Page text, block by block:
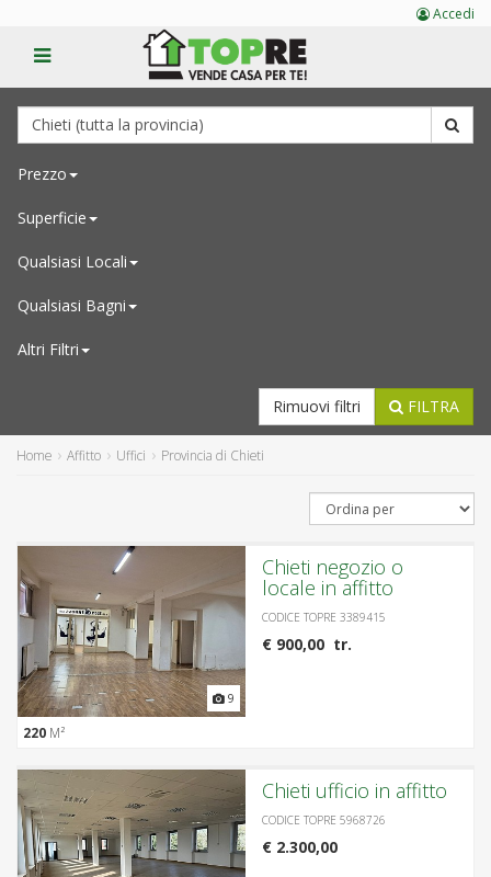
Prezzo
Superficie
Qualsiasi Locali
Qualsiasi Bagni
Altri Filtri
FILTRA
Rimuovi filtri
Home Affitto Uffici Provincia di Chieti
9
Chieti negozio o
locale in affitto
CODICE TOPRE 3389415
€ 900,00 tr.
220 M²
Chieti ufficio in affitto
CODICE TOPRE 5968726
€ 2.300,00
Accedi